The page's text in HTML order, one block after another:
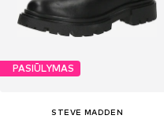
PASIŪLYMAS
STEVE MADDEN